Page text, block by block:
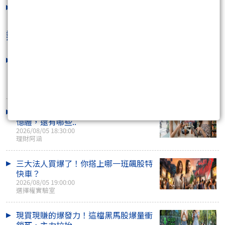
熱門焦點文章
憶體，還有哪些..
2026/08/05 18:30:00
理財阿涵
三大法人買爆了！你搭上哪一班飆股特
快車？
2026/08/05 19:00:00
選擇權實驗室
現買現賺的爆發力！這檔黑馬股爆量衝